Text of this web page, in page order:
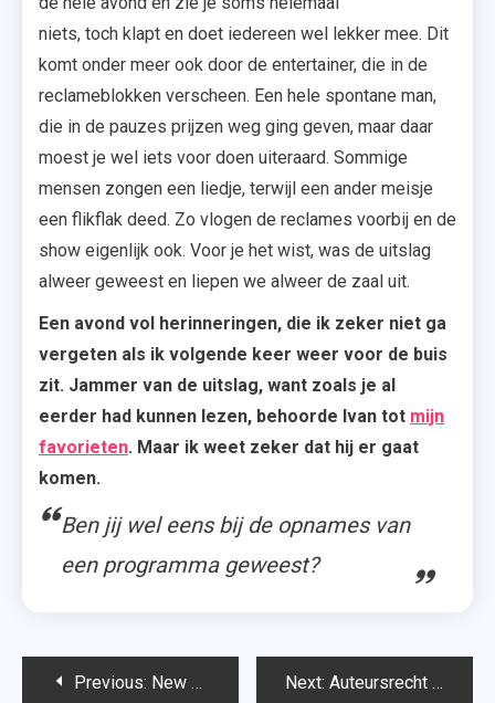
niets, toch klapt en doet iedereen wel lekker mee. Dit
komt onder meer ook door de entertainer, die in de
reclameblokken verscheen. Een hele spontane man,
die in de pauzes prijzen weg ging geven, maar daar
moest je wel iets voor doen uiteraard. Sommige
mensen zongen een liedje, terwijl een ander meisje
een flikflak deed. Zo vlogen de reclames voorbij en de
show eigenlijk ook. Voor je het wist, was de uitslag
alweer geweest en liepen we alweer de zaal uit.
Een avond vol herinneringen, die ik zeker niet ga
vergeten als ik volgende keer weer voor de buis
zit. Jammer van de uitslag, want zoals je al
eerder had kunnen lezen, behoorde Ivan tot mijn
favorieten. Maar ik weet zeker dat hij er gaat
komen.
Ben jij wel eens bij de opnames van
een programma geweest?
Bericht
Previous: New Year’s Resolutions Tag Next: Auteursrecht op de verlichte Eiffeltoren